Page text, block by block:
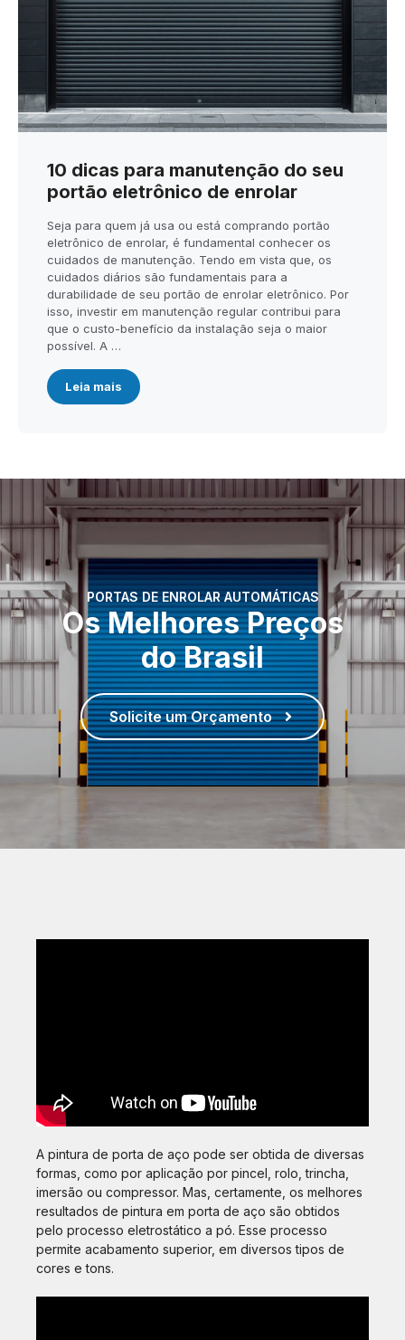
10 dicas para manutenção do seu
portão eletrônico de enrolar
Seja para quem já usa ou está comprando portão
eletrônico de enrolar, é fundamental conhecer os
cuidados de manutenção. Tendo em vista que, os
cuidados diários são fundamentais para a
durabilidade de seu portão de enrolar eletrônico. Por
isso, investir em manutenção regular contribui para
que o custo-benefício da instalação seja o maior
possível. A …
Leia mais
PORTAS DE ENROLAR AUTOMÁTICAS
Os Melhores Preços
do Brasil
Solicite um Orçamento
A pintura de porta de aço pode ser obtida de diversas
formas, como por aplicação por pincel, rolo, trincha,
imersão ou compressor. Mas, certamente, os melhores
resultados de pintura em porta de aço são obtidos
pelo processo eletrostático a pó. Esse processo
permite acabamento superior, em diversos tipos de
cores e tons.